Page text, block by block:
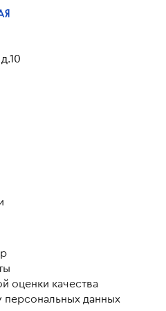
оценки качества
персональных данных